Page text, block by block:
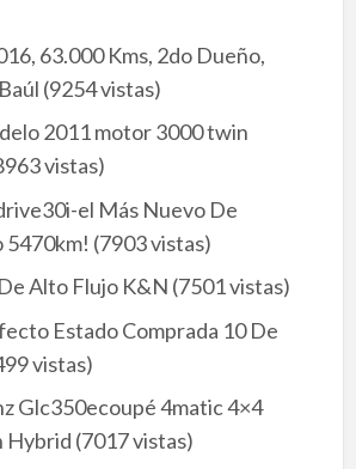
63.000 Kms, 2do Dueño,
(9254 vistas)
2011 motor 3000 twin
vistas)
el Más Nuevo De
5470km! (7903 vistas)
Alto Flujo K&N (7501 vistas)
Estado Comprada 10 De
vistas)
Glc350ecoupé 4matic 4×4
Hybrid (7017 vistas)